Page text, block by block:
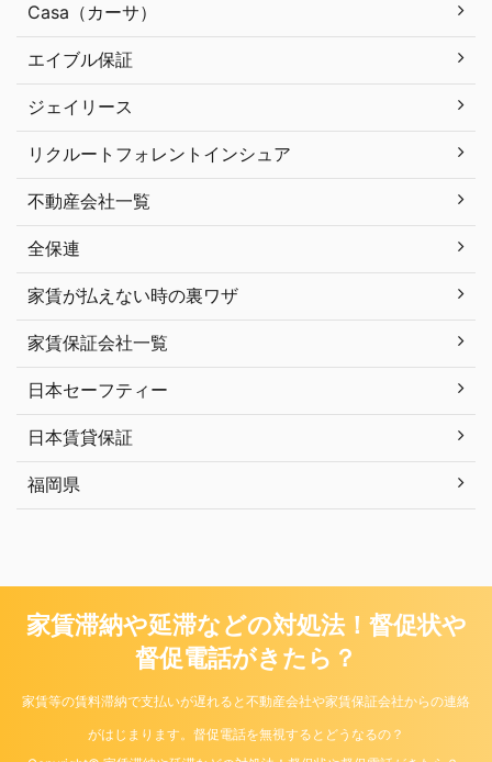
Casa（カーサ）
エイブル保証
ジェイリース
リクルートフォレントインシュア
不動産会社一覧
全保連
家賃が払えない時の裏ワザ
家賃保証会社一覧
日本セーフティー
日本賃貸保証
福岡県
家賃滞納や延滞などの対処法！督促状や
督促電話がきたら？
家賃等の賃料滞納で支払いが遅れると不動産会社や家賃保証会社からの連絡
がはじまります。督促電話を無視するとどうなるの？